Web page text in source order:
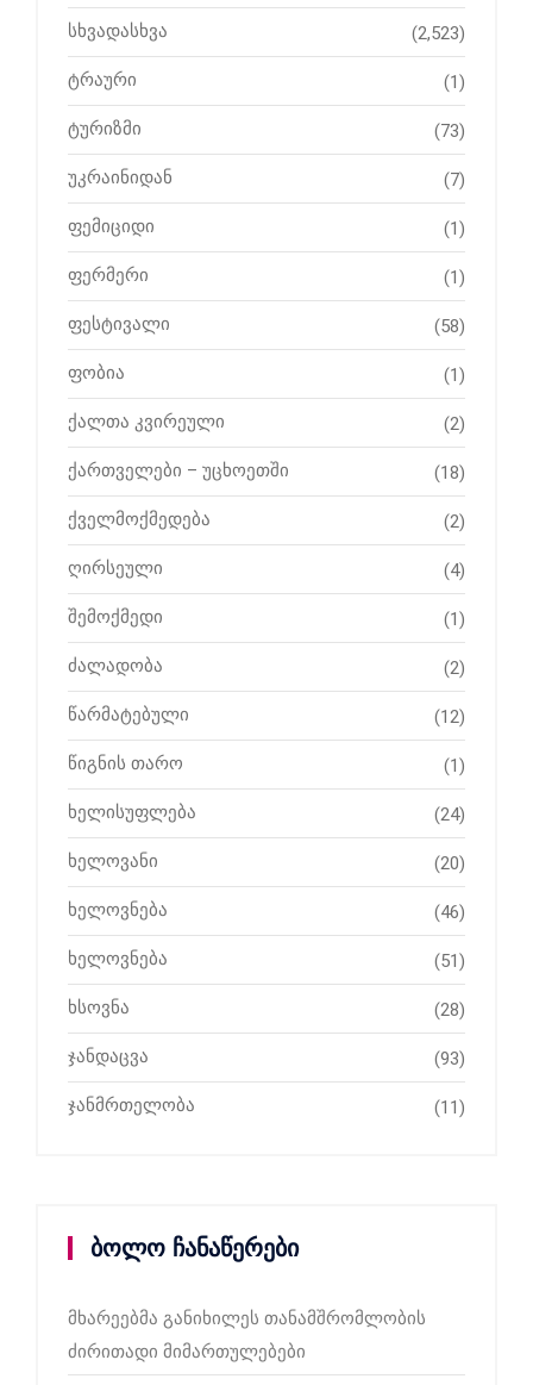
სხვადასხვა (2,523)
ტრაური (1)
ტურიზმი (73)
უკრაინიდან (7)
ფემიციდი (1)
ფერმერი (1)
ფესტივალი (58)
ფობია (1)
ქალთა კვირეული (2)
ქართველები – უცხოეთში (18)
ქველმოქმედება (2)
ღირსეული (4)
შემოქმედი (1)
ძალადობა (2)
წარმატებული (12)
წიგნის თარო (1)
ხელისუფლება (24)
ხელოვანი (20)
ხელოვნება (46)
ხელოვნება (51)
ხსოვნა (28)
ჯანდაცვა (93)
ჯანმრთელობა (11)
ბოლო ჩანაწერები
მხარეებმა განიხილეს თანამშრომლობის
ძირითადი მიმართულებები